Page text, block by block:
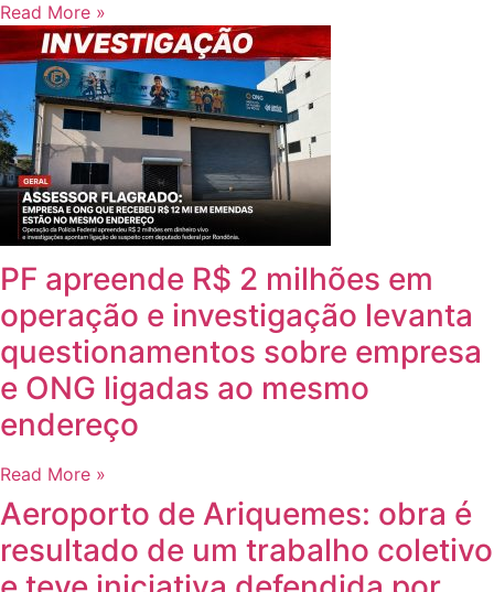
Read More »
PF apreende R$ 2 milhões em
operação e investigação levanta
questionamentos sobre empresa
e ONG ligadas ao mesmo
endereço
Read More »
Aeroporto de Ariquemes: obra é
resultado de um trabalho coletivo